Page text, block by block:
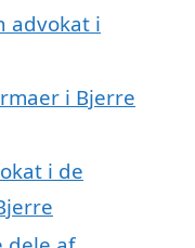
advokat i
i Bjerre
i de